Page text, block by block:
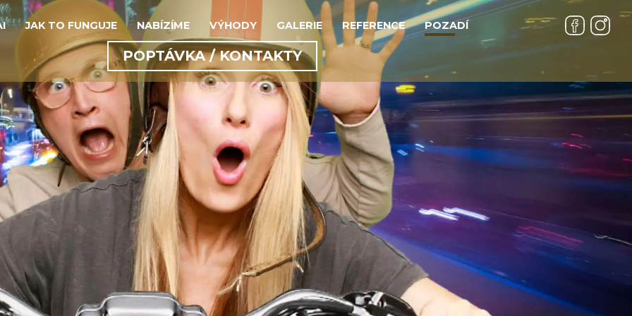
JAK TO FUNGUJE NABÍZÍME VÝHODY GALERIE REFERENCE POZADÍ
POPTÁVKA / KONTAKTY